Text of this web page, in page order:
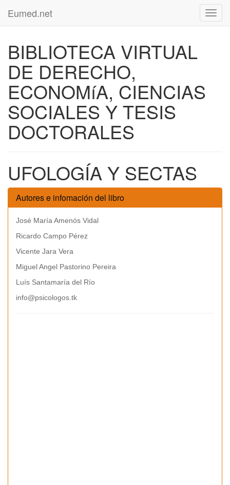
Eumed.net
BIBLIOTECA VIRTUAL
DE DERECHO,
ECONOMíA, CIENCIAS
SOCIALES Y TESIS
DOCTORALES
UFOLOGÍA Y SECTAS
Autores e infomación del libro
José María Amenós Vidal
Ricardo Campo Pérez
Vicente Jara Vera
Miguel Angel Pastorino Pereira
Luís Santamaría del Río
info@psicologos.tk